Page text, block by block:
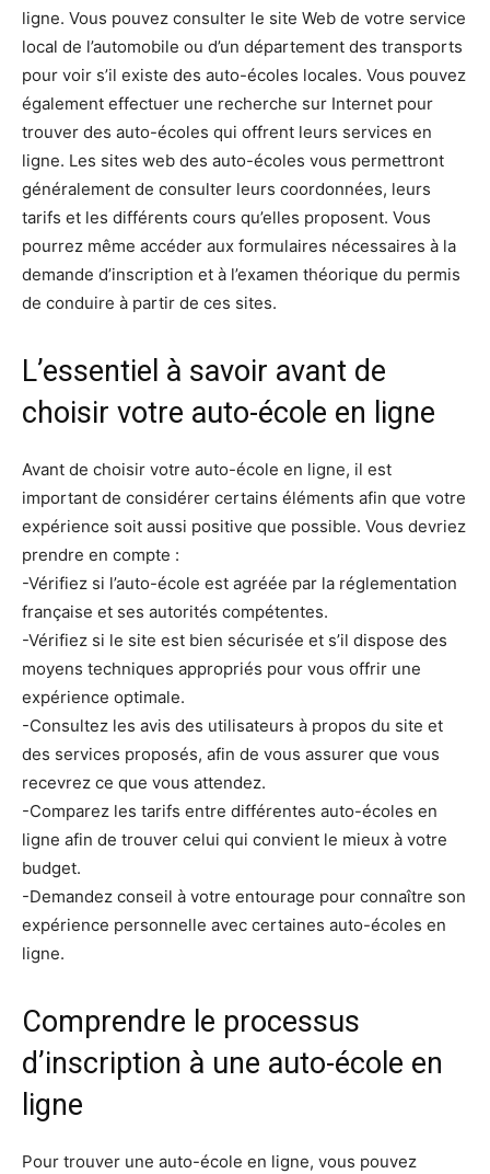
ligne. Vous pouvez consulter le site Web de votre service
local de l’automobile ou d’un département des transports
pour voir s’il existe des auto-écoles locales. Vous pouvez
également effectuer une recherche sur Internet pour
trouver des auto-écoles qui offrent leurs services en
ligne. Les sites web des auto-écoles vous permettront
généralement de consulter leurs coordonnées, leurs
tarifs et les différents cours qu’elles proposent. Vous
pourrez même accéder aux formulaires nécessaires à la
demande d’inscription et à l’examen théorique du permis
de conduire à partir de ces sites.
L’essentiel à savoir avant de
choisir votre auto-école en ligne
Avant de choisir votre auto-école en ligne, il est
important de considérer certains éléments afin que votre
expérience soit aussi positive que possible. Vous devriez
prendre en compte :
-Vérifiez si l’auto-école est agréée par la réglementation
française et ses autorités compétentes.
-Vérifiez si le site est bien sécurisée et s’il dispose des
moyens techniques appropriés pour vous offrir une
expérience optimale.
-Consultez les avis des utilisateurs à propos du site et
des services proposés, afin de vous assurer que vous
recevrez ce que vous attendez.
-Comparez les tarifs entre différentes auto-écoles en
ligne afin de trouver celui qui convient le mieux à votre
budget.
-Demandez conseil à votre entourage pour connaître son
expérience personnelle avec certaines auto-écoles en
ligne.
Comprendre le processus
d’inscription à une auto-école en
ligne
Pour trouver une auto-école en ligne, vous pouvez